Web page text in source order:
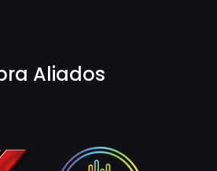
Aliados